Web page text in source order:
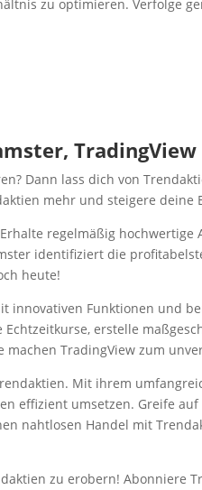
zu optimieren. Verfolge
Dann lass dich von
mehr und steigere deine
regelmäßig hochwertige
identifiziert die
heute!
innovativen Funktionen und
erstelle
TradingView zum
Mit ihrem
effizient umsetzen. Greife
nahtlosen Handel mit
zu erobern! Abonniere